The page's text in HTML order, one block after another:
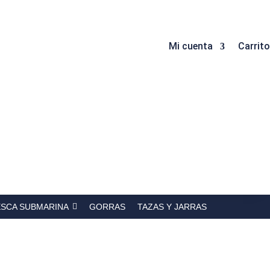
Mi cuenta Carrito
SUBMARINA GORRAS TAZAS Y JARRAS